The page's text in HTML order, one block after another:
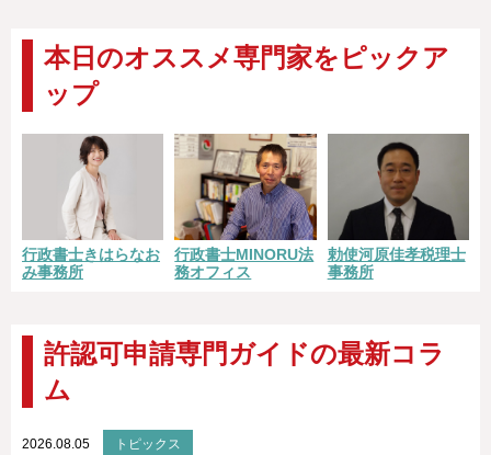
本日のオススメ専門家をピックア
ップ
行政書士きはらなお
み事務所
行政書士MINORU法
務オフィス
勅使河原佳孝税理士
事務所
許認可申請専門ガイドの最新コラ
ム
2026.08.05 トピックス